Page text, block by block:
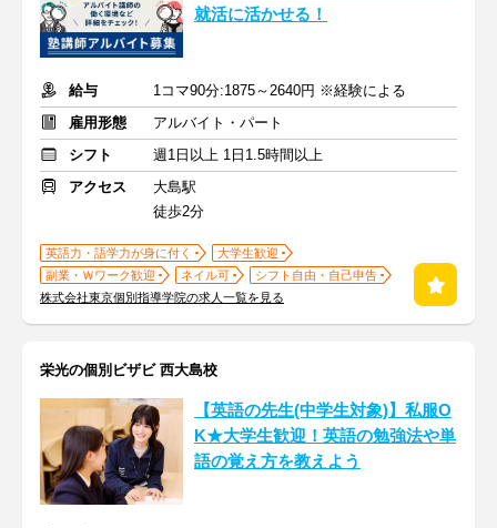
就活に活かせる！
給与
1コマ90分:1875～2640円 ※経験による
雇用形態
アルバイト・パート
シフト
週1日以上 1日1.5時間以上
アクセス
大島駅
徒歩2分
英語力・語学力が身に付く
大学生歓迎
副業・Ｗワーク歓迎
ネイル可
シフト自由・自己申告
株式会社東京個別指導学院の求人一覧を見る
栄光の個別ビザビ 西大島校
【英語の先生(中学生対象)】私服O
K★大学生歓迎！英語の勉強法や単
語の覚え方を教えよう